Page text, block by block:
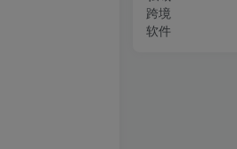
跨境
软件